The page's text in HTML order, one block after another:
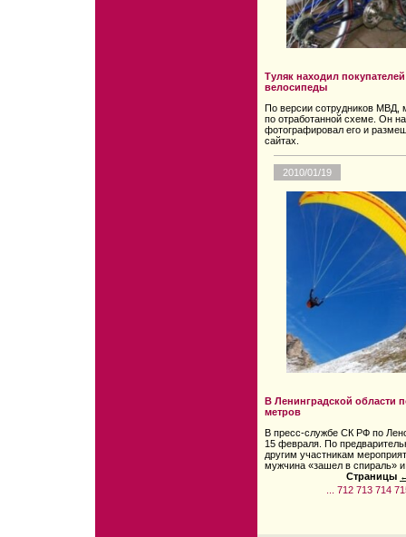
Туляк находил
велосипеды
По версии сотрудников МВД,
по отработанной схеме. Он
фотографировал его и
сайтах.
2010/01/19
В Ленинградской области
метров
В пресс-службе СК РФ по
15 февраля. По
другим участникам
мужчина «зашел в спираль»
Страницы
712 713 714